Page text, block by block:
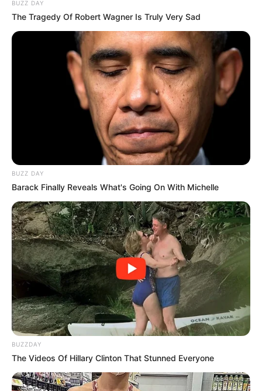
BUZZ DAY
The Tragedy Of Robert Wagner Is Truly Very Sad
BUZZ DAY
Barack Finally Reveals What's Going On With Michelle
BUZZDAY
The Videos Of Hillary Clinton That Stunned Everyone